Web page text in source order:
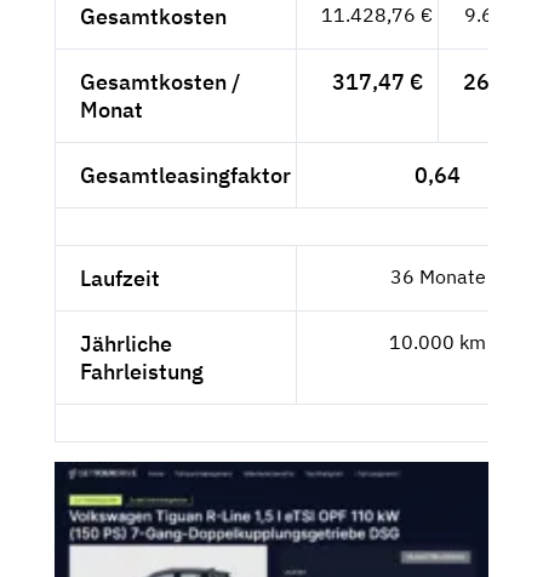
Gesamtkosten 11.428,76 € 9.604,--
Gesamtkosten /
Monat
317,47 € 266,78
Gesamtleasingfaktor 0,64
Laufzeit 36 Monate
Jährliche
Fahrleistung
10.000 km